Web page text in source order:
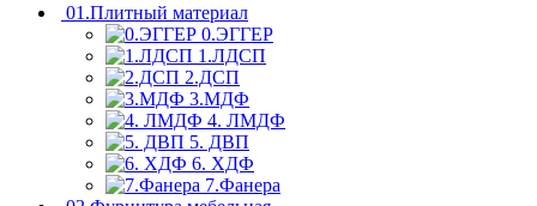
01.Плитный материал
0.ЭГГЕР
1.ЛДСП
2.ДСП
3.МДФ
4. ЛМДФ
5. ДВП
6. ХДФ
7.Фанера